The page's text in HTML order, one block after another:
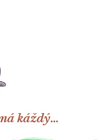
káždý…